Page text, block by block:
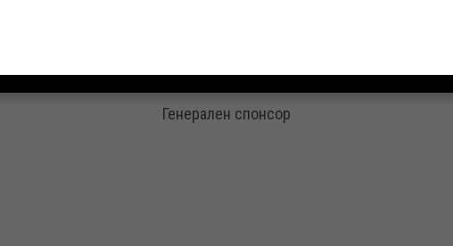
Генерален спонсор